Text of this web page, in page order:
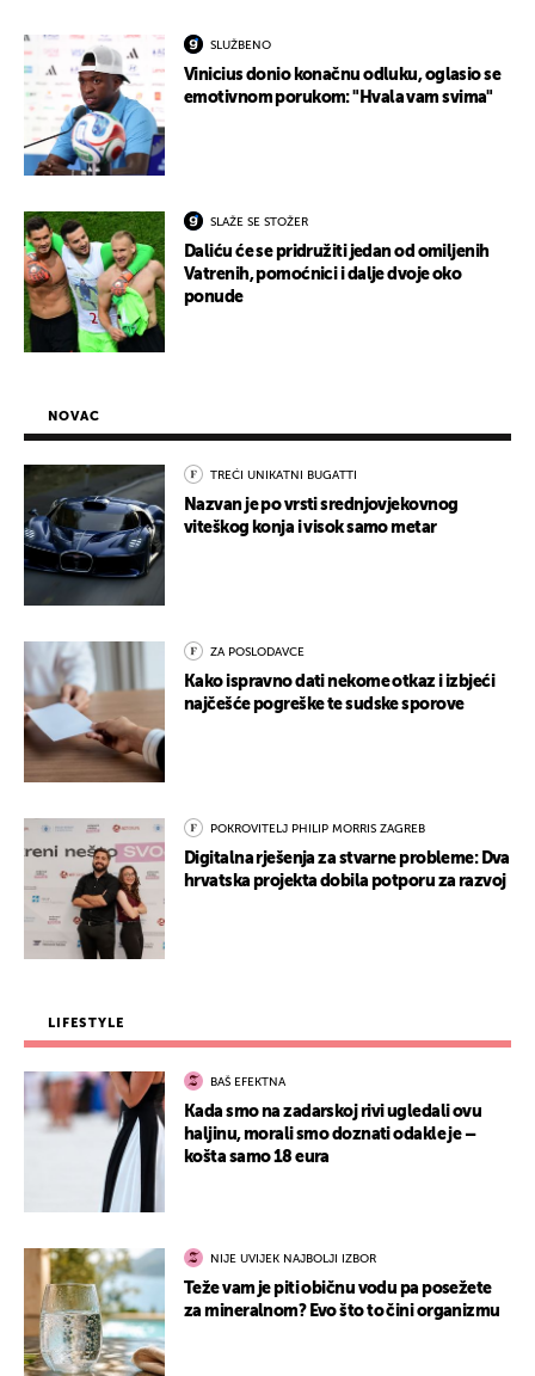
SLUŽBENO
Vinicius donio konačnu odluku, oglasio se
emotivnom porukom: "Hvala vam svima"
SLAŽE SE STOŽER
Daliću će se pridružiti jedan od omiljenih
Vatrenih, pomoćnici i dalje dvoje oko
ponude
NOVAC
TREĆI UNIKATNI BUGATTI
Nazvan je po vrsti srednjovjekovnog
viteškog konja i visok samo metar
ZA POSLODAVCE
Kako ispravno dati nekome otkaz i izbjeći
najčešće pogreške te sudske sporove
POKROVITELJ PHILIP MORRIS ZAGREB
Digitalna rješenja za stvarne probleme: Dva
hrvatska projekta dobila potporu za razvoj
LIFESTYLE
BAŠ EFEKTNA
Kada smo na zadarskoj rivi ugledali ovu
haljinu, morali smo doznati odakle je –
košta samo 18 eura
NIJE UVIJEK NAJBOLJI IZBOR
Teže vam je piti običnu vodu pa posežete
za mineralnom? Evo što to čini organizmu